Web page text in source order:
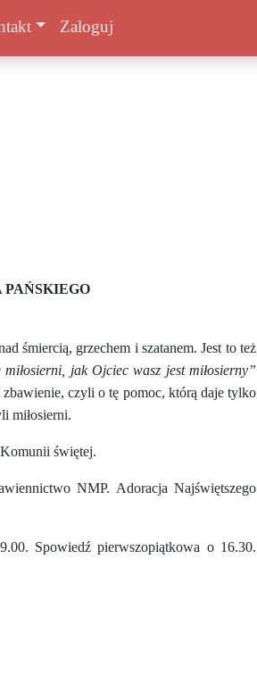
Zaloguj
śmiercią, grzechem i szatanem.Jest to też
miłosierni, jak Ojciec wasz jest miłosierny”
zbawienie, czyli o tę pomoc, którą daje tylko
miłosierni.
świętej.
NMP. Adoracja Najświętszego
Spowiedź pierwszopiątkowa o 16.30.